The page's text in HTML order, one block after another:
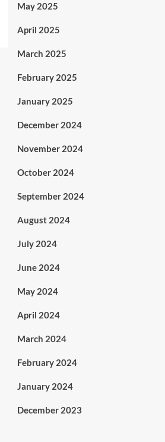
May 2025
April 2025
March 2025
February 2025
January 2025
December 2024
November 2024
October 2024
September 2024
August 2024
July 2024
June 2024
May 2024
April 2024
March 2024
February 2024
January 2024
December 2023